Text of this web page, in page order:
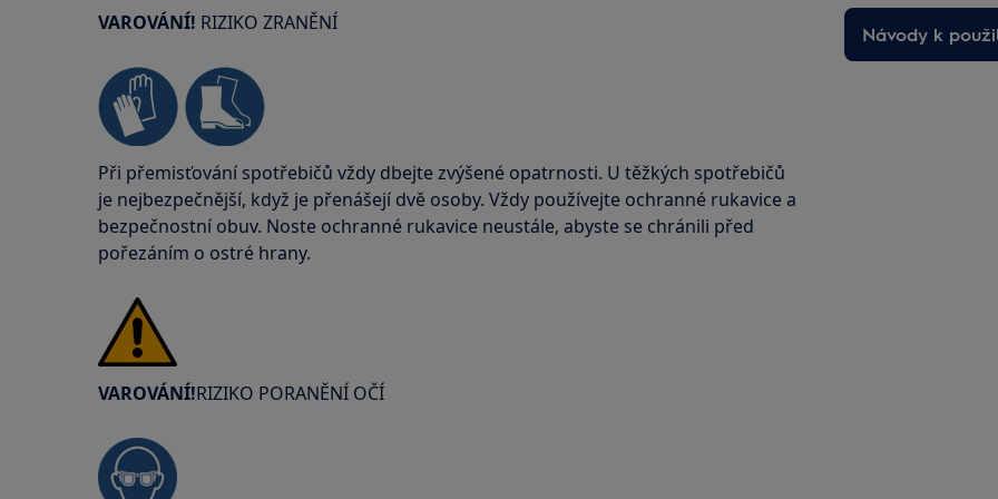
VAROVÁNÍ! RIZIKO ZRANĚNÍ
Při přemisťování spotřebičů vždy dbejte zvýšené opatrnosti. U těžkých spotřebičů
je nejbezpečnější, když je přenášejí dvě osoby. Vždy používejte ochranné rukavice a
bezpečnostní obuv. Noste ochranné rukavice neustále, abyste se chránili před
pořezáním o ostré hrany.
VAROVÁNÍ!RIZIKO PORANĚNÍ OČÍ
Návody k